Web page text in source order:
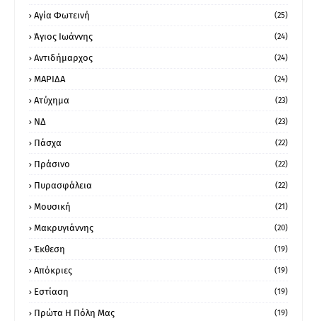
Αγία Φωτεινή (25)
Άγιος Ιωάννης (24)
Αντιδήμαρχος (24)
ΜΑΡΙΔΑ (24)
Ατύχημα (23)
ΝΔ (23)
Πάσχα (22)
Πράσινο (22)
Πυρασφάλεια (22)
Μουσική (21)
Μακρυγιάννης (20)
Έκθεση (19)
Απόκριες (19)
Εστίαση (19)
Πρώτα Η Πόλη Μας (19)